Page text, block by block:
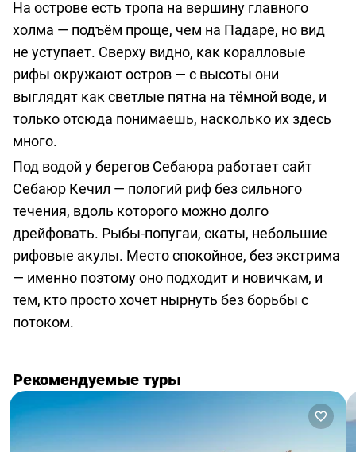
На острове есть тропа на вершину главного
холма — подъём проще, чем на Падаре, но вид
не уступает. Сверху видно, как коралловые
рифы окружают остров — с высоты они
выглядят как светлые пятна на тёмной воде, и
только отсюда понимаешь, насколько их здесь
много.
Под водой у берегов Себаюра работает сайт
Себаюр Кечил — пологий риф без сильного
течения, вдоль которого можно долго
дрейфовать. Рыбы-попугаи, скаты, небольшие
рифовые акулы. Место спокойное, без экстрима
— именно поэтому оно подходит и новичкам, и
тем, кто просто хочет нырнуть без борьбы с
потоком.
Рекомендуемые туры